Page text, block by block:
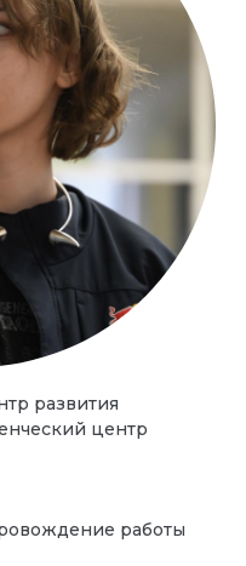
развития
центр
работы